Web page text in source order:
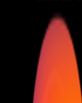
AT PARTNERS
オープンイノベー
詳しく見る
AT PARTNERS3つ